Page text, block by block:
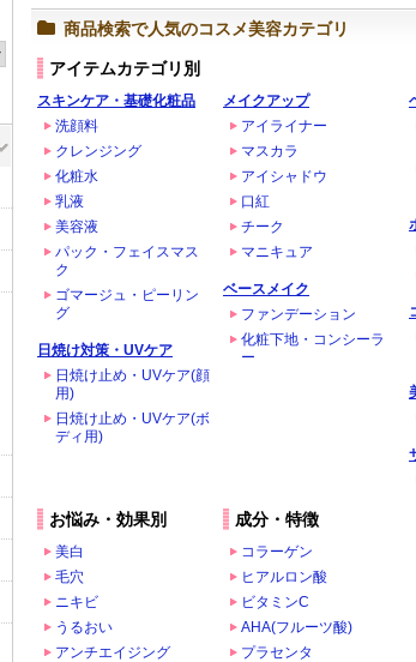
商品検索で人気のコスメ美容カテゴリ
アイテムカテゴリ別
スキンケア・基礎化粧品
洗顔料
クレンジング
化粧水
乳液
美容液
パック・フェイスマス
ク
ゴマージュ・ピーリン
グ
日焼け対策・UVケア
日焼け止め・UVケア(顔
用)
日焼け止め・UVケア(ボ
ディ用)
メイクアップ
アイライナー
マスカラ
アイシャドウ
口紅
チーク
マニキュア
ベースメイク
ファンデーション
化粧下地・コンシーラ
ー
お悩み・効果別
美白
毛穴
ニキビ
うるおい
アンチエイジング
成分・特徴
コラーゲン
ヒアルロン酸
ビタミンC
AHA(フルーツ酸)
プラセンタ